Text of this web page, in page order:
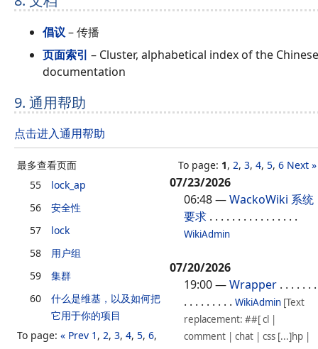
倡议 – 传播
页面索引 – Cluster, alphabetical index of the Chinese
documentation
9. 通用帮助
点击进入通用帮助
最多查看页面
55
lock_ap
56
安全性
57
lock
58
用户组
59
集群
60
什么是维基，以及如何把
它用于你的项目
To page: « Prev 1 , 2, 3, 4, 5, 6,
To page: 1, 2, 3, 4, 5, 6 Next »
07/23/2026
06:48—WackoWiki 系统
要求 . . . . . . . . . . . . . . . .
WikiAdmin
07/20/2026
19:00—Wrapper . . . . . . .
. . . . . . . . . WikiAdmin [Text
replacement: ##[ cl |
comment | chat | css [...]hp |